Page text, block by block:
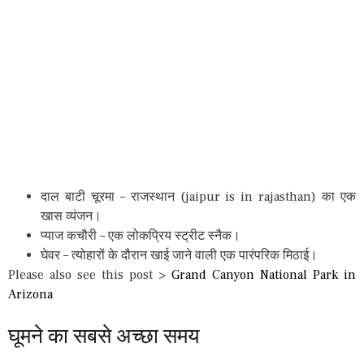
दाल बाटी चूरमा – राजस्थान (jaipur is in rajasthan) का एक
खास व्यंजन।
प्याज कचौरी – एक लोकप्रिय स्ट्रीट स्नैक।
घेवर – त्योहारों के दौरान खाई जाने वाली एक पारंपरिक मिठाई।
Please also see this post > Grand Canyon National Park in
Arizona
घूमने का सबसे अच्छा समय